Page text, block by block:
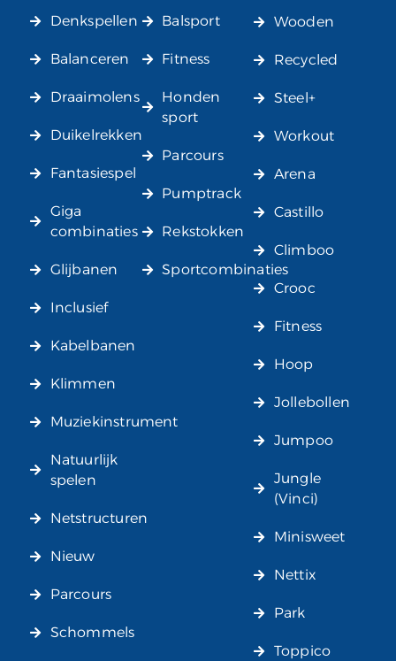
Denkspellen
Balanceren
Draaimolens
Duikelrekken
Fantasiespel
Giga
combinaties
Glijbanen
Inclusief
Kabelbanen
Klimmen
Muziekinstrument
Natuurlijk
spelen
Netstructuren
Nieuw
Parcours
Schommels
Balsport
Fitness
Honden
sport
Parcours
Pumptrack
Rekstokken
Sportcombinaties
Wooden
Recycled
Steel+
Workout
Arena
Castillo
Climboo
Crooc
Fitness
Hoop
Jollebollen
Jumpoo
Jungle
(Vinci)
Minisweet
Nettix
Park
Toppico